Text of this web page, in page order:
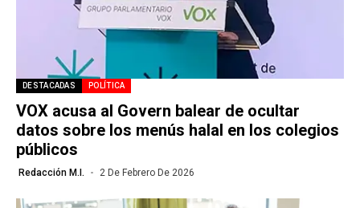
DESTACADAS POLÍTICA
VOX acusa al Govern balear de ocultar
datos sobre los menús halal en los colegios
públicos
Redacción M.I. 2 De Febrero De 2026